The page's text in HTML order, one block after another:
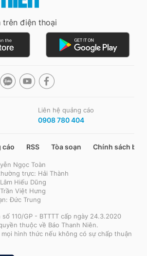
trên điện thoại
Liên hệ quảng cáo
0908 780 404
cáo RSS Tòa soạn Chính sách bảo
Ngọc Toàn
trực: Hải Thành
Hiếu Dũng
Việt Hưng
Đức Trung
110/GP - BTTTT cấp ngày 24.3.2020
thuộc về Báo Thanh Niên.
mọi hình thức nếu không có sự chấp thuận